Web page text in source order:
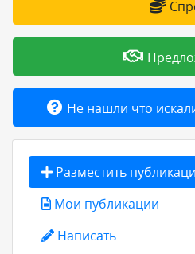
Товары и услуги
Добавить товар или
Не нашли что
Разместить
Мои публикации
Написать